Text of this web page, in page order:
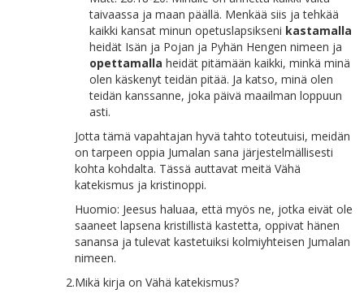
taivaassa ja maan päällä. Menkää siis ja tehkää
kaikki kansat minun opetuslapsikseni kastamalla
heidät Isän ja Pojan ja Pyhän Hengen nimeen ja
opettamalla heidät pitämään kaikki, minkä minä
olen käskenyt teidän pitää. Ja katso, minä olen
teidän kanssanne, joka päivä maailman loppuun
asti.
Jotta tämä vapahtajan hyvä tahto toteutuisi, meidän
on tarpeen oppia Jumalan sana järjestelmällisesti
kohta kohdalta. Tässä auttavat meitä Vähä
katekismus ja kristinoppi.
Huomio: Jeesus haluaa, että myös ne, jotka eivät ole
saaneet lapsena kristillistä kastetta, oppivat hänen
sanansa ja tulevat kastetuiksi kolmiyhteisen Jumalan
nimeen.
2.Mikä kirja on Vähä katekismus?